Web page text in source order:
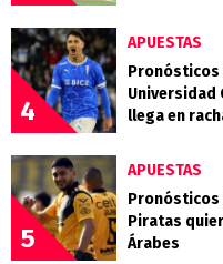
4
APUESTAS
Pronósticos
Universidad
llega en
5
APUESTAS
Pronósticos
Piratas
Árabes